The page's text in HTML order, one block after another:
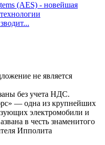
(AES) - новейшая
не является
без учета НДС.
— одна из крупнейших
электромобили и
в честь знаменитого
Ипполита